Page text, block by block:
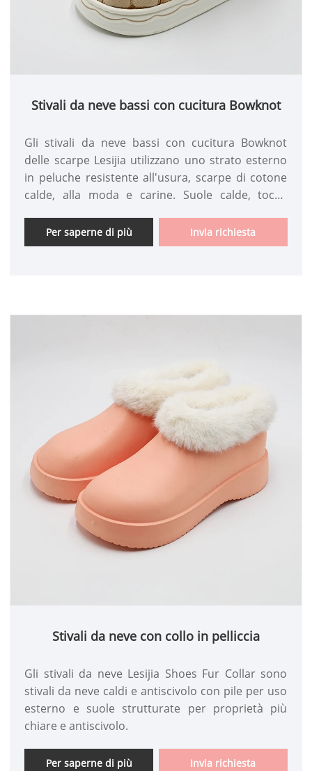
Stivali da neve bassi con cucitura Bowknot
Gli stivali da neve bassi con cucitura Bowknot
delle scarpe Lesijia utilizzano uno strato esterno
in peluche resistente all'usura, scarpe di cotone
calde, alla moda e carine. Suole calde, tocco
Per saperne di più Invia richiesta
Stivali da neve con collo in pelliccia
Gli stivali da neve Lesijia Shoes Fur Collar sono
stivali da neve caldi e antiscivolo con pile per uso
esterno e suole strutturate per proprietà più
chiare e antiscivolo.
Per saperne di più Invia richiesta